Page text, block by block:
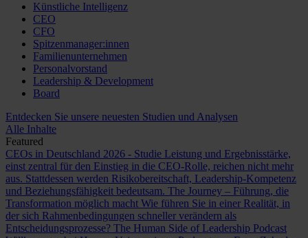
Künstliche Intelligenz
CEO
CFO
Spitzenmanager:innen
Familienunternehmen
Personalvorstand
Leadership & Development
Board
Entdecken Sie unsere neuesten Studien und Analysen
Alle Inhalte
Featured
CEOs in Deutschland 2026 - Studie Leistung und Ergebnisstärke,
einst zentral für den Einstieg in die CEO-Rolle, reichen nicht mehr
aus. Stattdessen werden Risikobereitschaft, Leadership-Kompetenz
und Beziehungsfähigkeit bedeutsam. The Journey – Führung, die
Transformation möglich macht Wie führen Sie in einer Realität, in
der sich Rahmenbedingungen schneller verändern als
Entscheidungsprozesse? The Human Side of Leadership Podcast